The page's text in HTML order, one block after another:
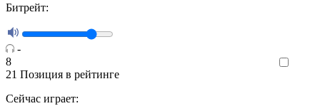
Битрейт:
-
8
21 Позиция в рейтинге
Сейчас играет: